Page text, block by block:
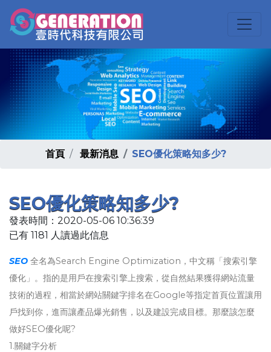
首頁 最新消息 SEO優化策略知多少?
SEO優化策略知多少?
發表時間：2020-05-06 10:36:39
已有 1181 人讀過此信息
SEO 全名為Search Engine Optimization，中文稱「搜索引擎
優化」。指的是用戶在搜索引擎上搜索，從自然結果獲得網站流量
技術的過程，相當於網站關鍵字排名在Google等指定首頁位置讓用
戶找到你，進而讓產品爆光銷售，以及建設完成目標。那麼該怎麼
做好SEO優化呢?
1.關鍵字分析